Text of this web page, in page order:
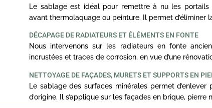
Le sablage est idéal pour remettre à nu les
avant thermolaquage ou peinture. Il permet d’éliminer
DÉCAPAGE DE RADIATEURS ET ÉLÉMENTS EN FONTE
Nous intervenons sur les radiateurs en fonte
incrustées et traces de corrosion, en vue d’une
NETTOYAGE DE FAÇADES, MURETS ET SUPPORTS EN
Le sablage des surfaces minérales permet
d’origine. Il s’applique sur les façades en brique,